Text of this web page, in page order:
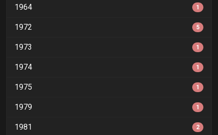
1964 1
1972 5
1973 1
1974 1
1975 1
1979 1
1981 2